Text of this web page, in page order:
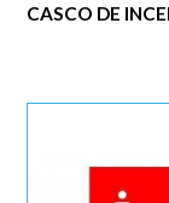
CASCO DE